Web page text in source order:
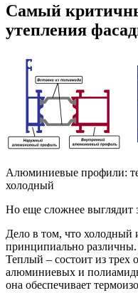
Самый
утепления
Алюминиевые профили:
холодный
Но еще сложнее выглядит
Дело в том, что холодный
принципиально
Теплый – состоит из трех
алюминиевых и
она обеспечивает